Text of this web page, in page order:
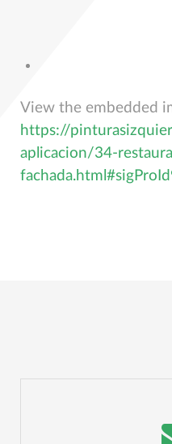
View the embedded
https://
aplicacion/34-